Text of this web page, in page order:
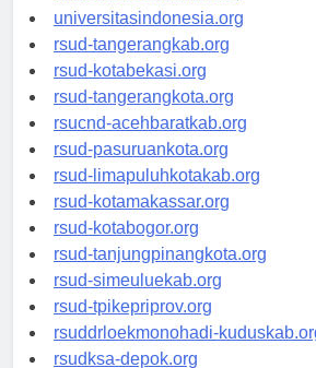
universitassamarinda.id
universitasindonesia.org
rsud-tangerangkab.org
rsud-kotabekasi.org
rsud-tangerangkota.org
rsucnd-acehbaratkab.org
rsud-pasuruankota.org
rsud-limapuluhkotakab.org
rsud-kotamakassar.org
rsud-kotabogor.org
rsud-tanjungpinangkota.org
rsud-simeuluekab.org
rsud-tpikepriprov.org
rsuddrloekmonohadi-kuduskab.org